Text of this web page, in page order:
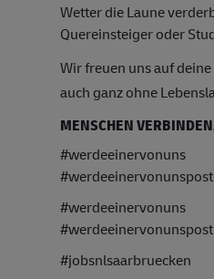
Wetter die Laune
Quereinsteiger oder
Wir freuen uns auf
auch ganz ohne
MENSCHEN
#werdeeinervonuns
#werdeeinervonuns
#jobsnlsaarbruecken